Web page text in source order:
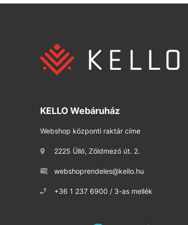
KELLO Webáruház
Webshop központi raktár címe
2225 Üllő, Zöldmező út. 2.
webshoprendeles@kello.hu
+36 1 237 6900 / 3-as mellék